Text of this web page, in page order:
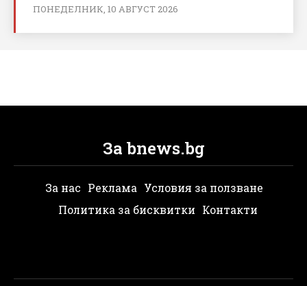
ПОНЕДЕЛНИК, 10 АВГУСТ 2026
За bnews.bg
За нас Реклама Условия за ползване
Политика за бисквитки Контакти